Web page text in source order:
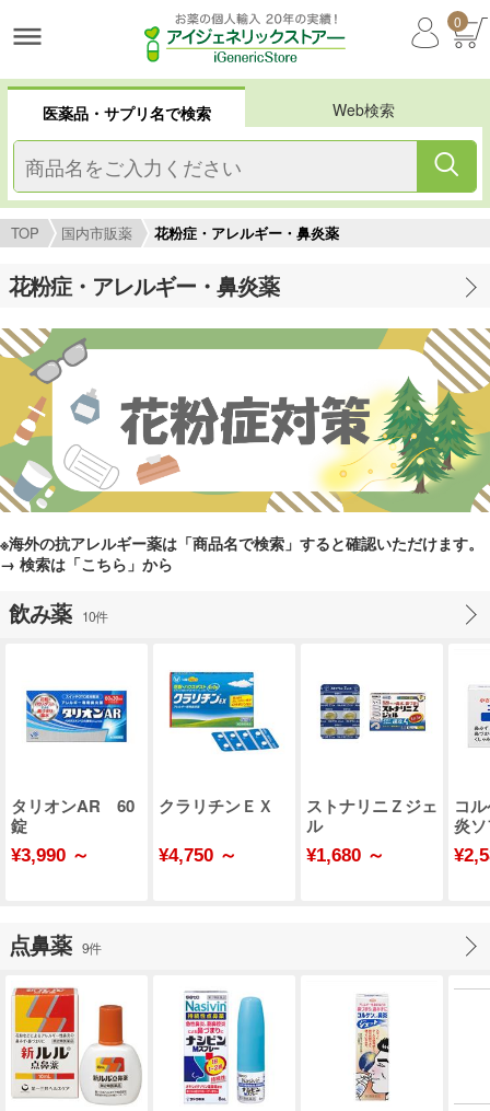
0
医薬品・サプリ名で検索 Web検索
TOP 国内市販薬 花粉症・アレルギー・鼻炎薬
花粉症・アレルギー・鼻炎薬
※海外の抗アレルギー薬は「商品名で検索」すると確認いただけます。
→ 検索は「こちら」から
飲み薬 10件
タリオンAR 60
錠
¥3,990 ～
クラリチンＥＸ
¥4,750 ～
ストナリニＺジェ
ル
¥1,680 ～
コ
炎
セル
点鼻薬 9件